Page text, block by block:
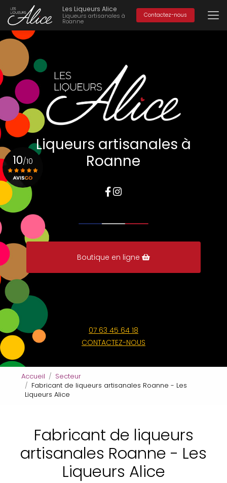
Aller
contenu
principal
Les Liqueurs Alice
Liqueurs artisanales à
Roanne
Contactez-nous
Liqueurs artisanales à
Roanne
Boutique en ligne
07 63 45 64 18
CONTACTEZ-NOUS
10/10
Voir le certificat
Accueil
Secteur
Fabricant de liqueurs artisanales Roanne - Les
Liqueurs Alice
Fabricant de liqueurs
artisanales Roanne - Les
Liqueurs Alice